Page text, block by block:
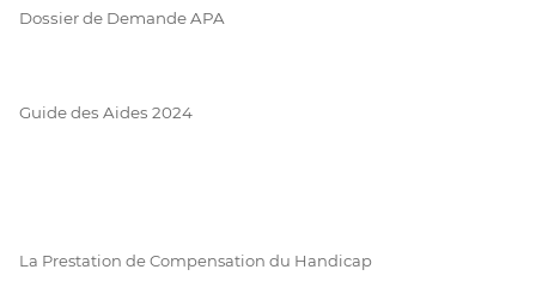
Dossier de Demande APA
Guide des Aides 2024
La Prestation de Compensation du Handicap